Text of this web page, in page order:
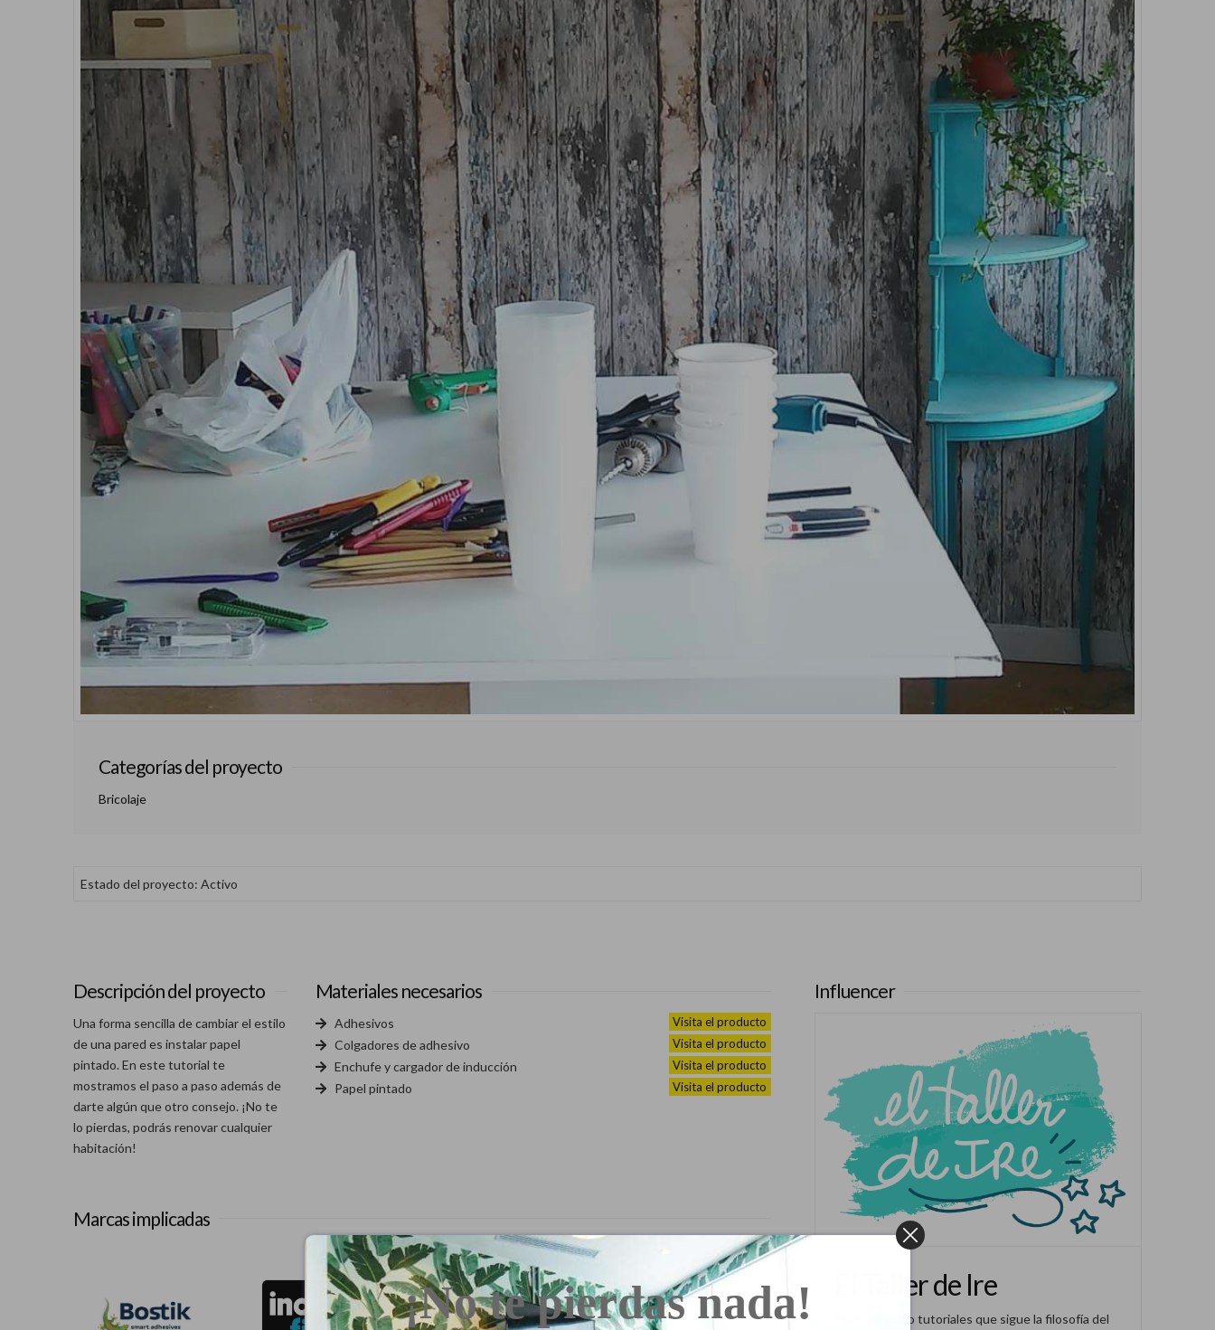
Categorías del proyecto
Bricolaje
Estado del proyecto: Activo
Descripción del proyecto
Una forma sencilla de cambiar el estilo
de una pared es instalar papel
pintado. En este tutorial te
mostramos el paso a paso además de
darte algún que otro consejo. ¡No te
lo pierdas, podrás renovar cualquier
habitación!
Materiales necesarios
Adhesivos Visita el producto
Colgadores de adhesivo Visita el producto
Enchufe y cargador de inducción Visita el producto
Papel pintado Visita el producto
Marcas implicadas
Influencer
El Taller de Ire
Perfil de vídeo tutoriales que sigue la filosofía del
¡No te pierdas nada!